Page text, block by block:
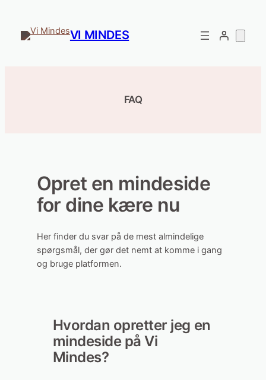
indhold
VI MINDES
FAQ
Opret en mindeside
for dine kære nu
Her finder du svar på de mest almindelige
spørgsmål, der gør det nemt at komme i gang
og bruge platformen.
Hvordan opretter jeg en
mindeside på Vi
Mindes?